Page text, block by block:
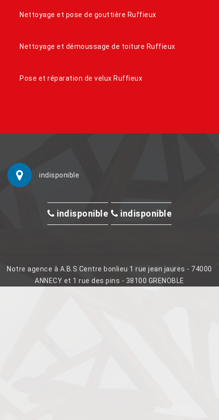
Nettoyage et pose de gouttière Ruffieux
Nettoyage et démoussage de toiture Ruffieux
Pose et réparation de velux Ruffieux
indisponible
indisponible indisponible
Notre agence à A.B.S Centre bonlieu 1 rue jean jaures - 74000
ANNECY et 1 rue des pins - 38100 GRENOBLE